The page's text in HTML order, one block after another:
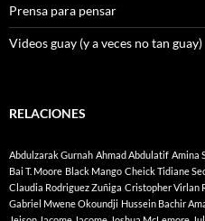
Prensa para pensar
Videos guay (y a veces no tan guay)
RELACIONES
Abdulzarak Gurnah Ahmad Abdulatif Amina
Bai T. Moore Black Mango Cheick Tidiane
Claudia Rodriguez Zuñiga Cristopher Virlan
Gabriel Mwene Okoundji Hussein Bachir